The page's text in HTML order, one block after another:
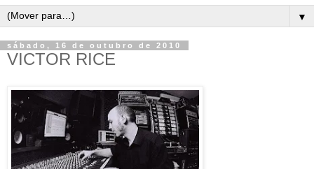
▼
sábado, 16 de outubro de 2010
VICTOR RICE